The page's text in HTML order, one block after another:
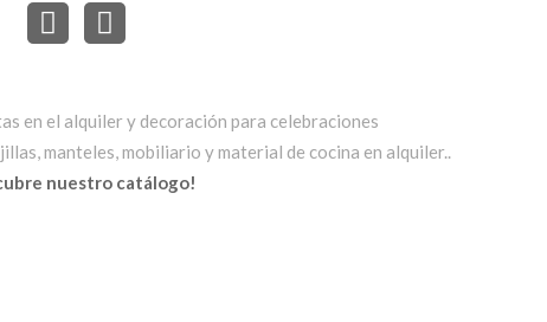
en el alquiler y decoración para celebraciones
manteles, mobiliario y material de cocina en alquiler..
nuestro catálogo!